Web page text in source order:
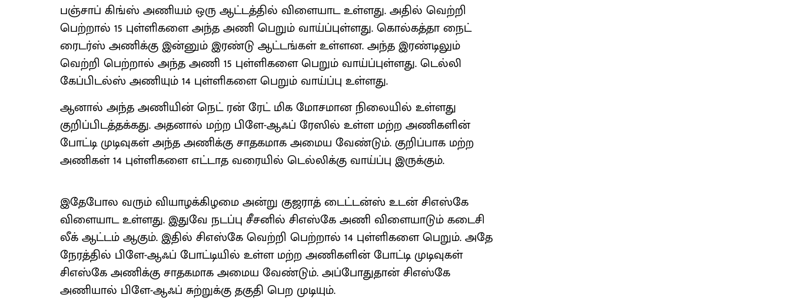
பஞ்சாப் கிங்ஸ் அணியம் ஒரு ஆட்டத்தில் விளையாட உள்ளது. அதில் வெற்றி
பெற்றால் 15 புள்ளிகளை அந்த அணி பெறும் வாய்ப்புள்ளது. கொல்கத்தா நைட்
ரைடர்ஸ் அணிக்கு இன்னும் இரண்டு ஆட்டங்கள் உள்ளன. அந்த இரண்டிலும்
வெற்றி பெற்றால் அந்த அணி 15 புள்ளிகளை பெறும் வாய்ப்புள்ளது. டெல்லி
கேப்பிடல்ஸ் அணியும் 14 புள்ளிகளை பெறும் வாய்ப்பு உள்ளது.
ஆனால் அந்த அணியின் நெட் ரன் ரேட் மிக மோசமான நிலையில் உள்ளது
குறிப்பிடத்தக்கது. அதனால் மற்ற பிளே-ஆஃப் ரேஸில் உள்ள மற்ற அணிகளின்
போட்டி முடிவுகள் அந்த அணிக்கு சாதகமாக அமைய வேண்டும். குறிப்பாக மற்ற
அணிகள் 14 புள்ளிகளை எட்டாத வரையில் டெல்லிக்கு வாய்ப்பு இருக்கும்.
இதேபோல வரும் வியாழக்கிழமை அன்று குஜராத் டைட்டன்ஸ் உடன் சிஎஸ்கே
விளையாட உள்ளது. இதுவே நடப்பு சீசனில் சிஎஸ்கே அணி விளையாடும் கடைசி
லீக் ஆட்டம் ஆகும். இதில் சிஎஸ்கே வெற்றி பெற்றால் 14 புள்ளிகளை பெறும். அதே
நேரத்தில் பிளே-ஆஃப் போட்டியில் உள்ள மற்ற அணிகளின் போட்டி முடிவுகள்
சிஎஸ்கே அணிக்கு சாதகமாக அமைய வேண்டும். அப்போதுதான் சிஎஸ்கே
அணியால் பிளே-ஆஃப் சுற்றுக்கு தகுதி பெற முடியும்.